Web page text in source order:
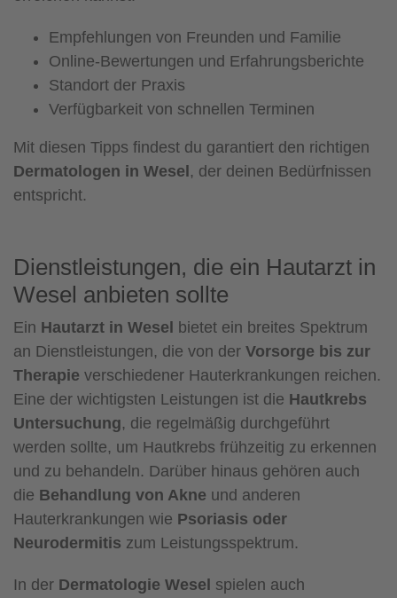
Empfehlungen von Freunden und Familie
Online-Bewertungen und Erfahrungsberichte
Standort der Praxis
Verfügbarkeit von schnellen Terminen
Mit diesen Tipps findest du garantiert den richtigen
Dermatologen in Wesel, der deinen Bedürfnissen
entspricht.
Dienstleistungen, die ein Hautarzt in
Wesel anbieten sollte
Ein Hautarzt in Wesel bietet ein breites Spektrum
an Dienstleistungen, die von der Vorsorge bis zur
Therapie verschiedener Hauterkrankungen reichen.
Eine der wichtigsten Leistungen ist die Hautkrebs
Untersuchung, die regelmäßig durchgeführt
werden sollte, um Hautkrebs frühzeitig zu erkennen
und zu behandeln. Darüber hinaus gehören auch
die Behandlung von Akne und anderen
Hauterkrankungen wie Psoriasis oder
Neurodermitis zum Leistungsspektrum.
In der Dermatologie Wesel spielen auch